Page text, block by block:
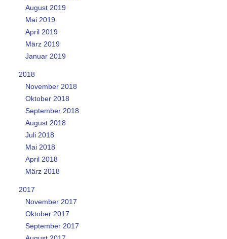
August 2019
Mai 2019
April 2019
März 2019
Januar 2019
2018
November 2018
Oktober 2018
September 2018
August 2018
Juli 2018
Mai 2018
April 2018
März 2018
2017
November 2017
Oktober 2017
September 2017